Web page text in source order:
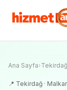
Ana Sayfa›Tekirdağ
📍 Tekirdağ ·